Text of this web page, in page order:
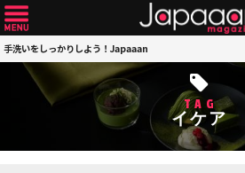
手洗いをしっかりしよう！Japaaan
TAG
イケア